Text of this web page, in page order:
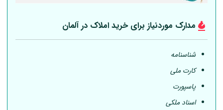
مدارک موردنیاز برای خرید املاک درآلمان
شناسنامه
کارت ملی
پاسپورت
اسناد ملکی